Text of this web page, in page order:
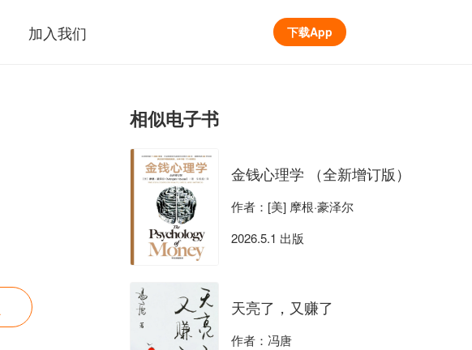
加入我们 下载App
相似电子书
金钱心理学 （全新增订版）
作者：[美] 摩根·豪泽尔
2026.5.1 出版
天亮了，又赚了
作者：冯唐